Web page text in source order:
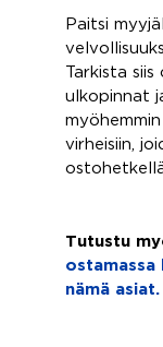
Paitsi
Tarkista
ulkopinnat
virheisiin,
Tutustu
nämä asiat.